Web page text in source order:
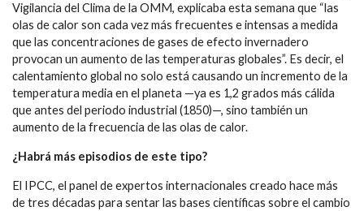
Vigilancia del Clima de la OMM, explicaba esta semana que “las
olas de calor son cada vez más frecuentes e intensas a medida
que las concentraciones de gases de efecto invernadero
provocan un aumento de las temperaturas globales”. Es decir, el
calentamiento global no solo está causando un incremento de la
temperatura media en el planeta —ya es 1,2 grados más cálida
que antes del periodo industrial (1850)—, sino también un
aumento de la frecuencia de las olas de calor.
¿Habrá más episodios de este tipo?
El IPCC, el panel de expertos internacionales creado hace más
de tres décadas para sentar las bases científicas sobre el cambio